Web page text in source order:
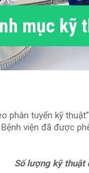
mục kỹ
phân tuyến kỹ
viện đã được
Số lượng kỹ thuật